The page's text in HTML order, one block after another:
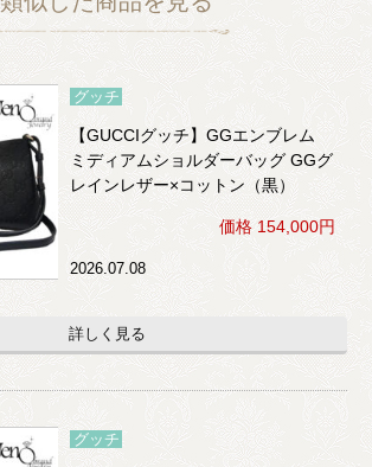
グッチ
【GUCCIグッチ】GGエンブレム
ミディアムショルダーバッグ GGグ
レインレザー×コットン（黒）
価格 154,000円
2026.07.08
詳しく見る
グッチ